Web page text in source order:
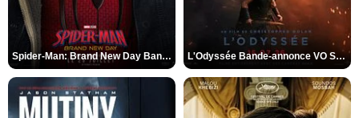
Spider-Man: Brand New Day Bande-annonce VO STFR L'Odyssée Bande-annonce VO STFR